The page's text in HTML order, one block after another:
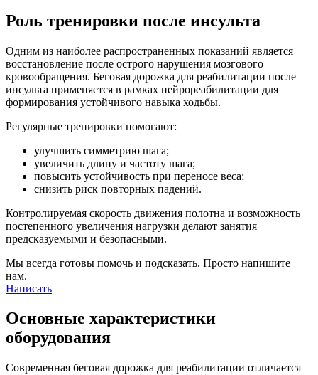
Роль тренировки после инсульта
Одним из наиболее распространенных показаний является
восстановление после острого нарушения мозгового
кровообращения. Беговая дорожка для реабилитации после
инсульта применяется в рамках нейрореабилитации для
формирования устойчивого навыка ходьбы.
Регулярные тренировки помогают:
улучшить симметрию шага;
увеличить длину и частоту шага;
повысить устойчивость при переносе веса;
снизить риск повторных падений.
Контролируемая скорость движения полотна и возможность
постепенного увеличения нагрузки делают занятия
предсказуемыми и безопасными.
Мы всегда готовы помочь и подсказать. Просто напишите
нам.
Написать
Основные характеристики
оборудования
Современная беговая дорожка для реабилитации отличается